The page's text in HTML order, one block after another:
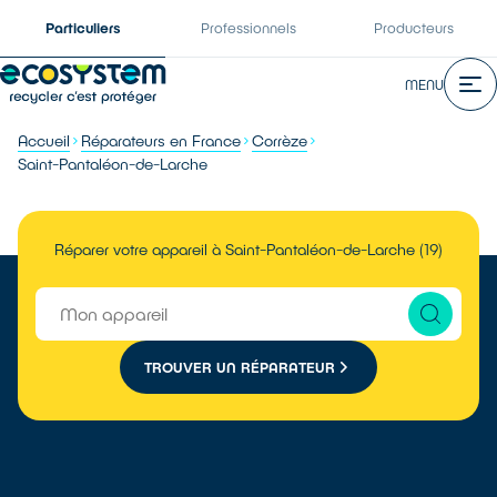
Particuliers Professionnels Producteurs
MENU
Accueil Réparateurs en France Corrèze
Saint-Pantaléon-de-Larche
Réparer votre appareil à Saint-Pantaléon-de-Larche (19)
TROUVER UN RÉPARATEUR